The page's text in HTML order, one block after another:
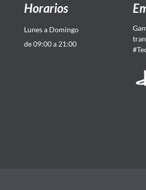
Horarios
Lunes a Domingo
de 09:00 a 21:00